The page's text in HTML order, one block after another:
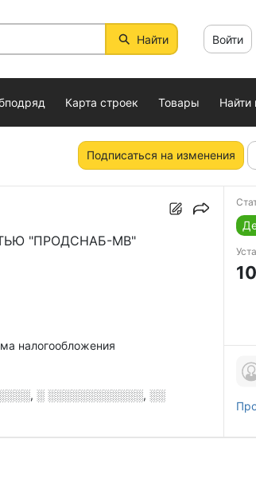
Найти Войти
Карта строек Товары Найти
Подписаться на изменения
"ПРОДСНАБ-МВ"
налогообложения
░ ░░░░░░░░░░░░, ░░